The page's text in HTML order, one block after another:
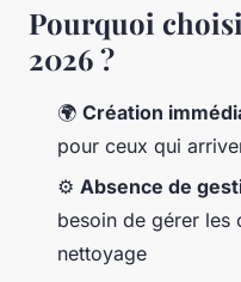
Pourquoi
2026 ?
🌍 Création
pour ceux qui
⚙️ Absence de
besoin de gérer les
nettoyage